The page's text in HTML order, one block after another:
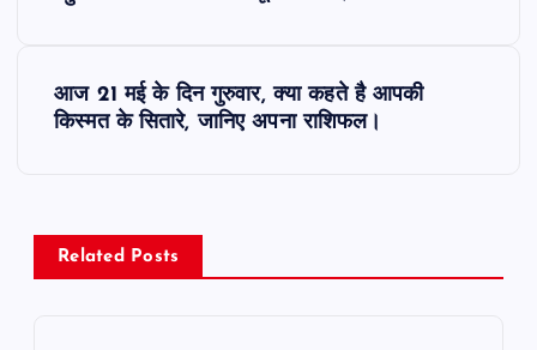
v
आज 21 मई के दिन गुरुवार, क्या कहते है आपकी
किस्मत के सितारे, जानिए अपना राशिफल।
Related Posts